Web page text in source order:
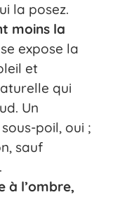
la posez.
moins la
expose la
et
qui
Un
poil, oui ;
sauf
à l’ombre,